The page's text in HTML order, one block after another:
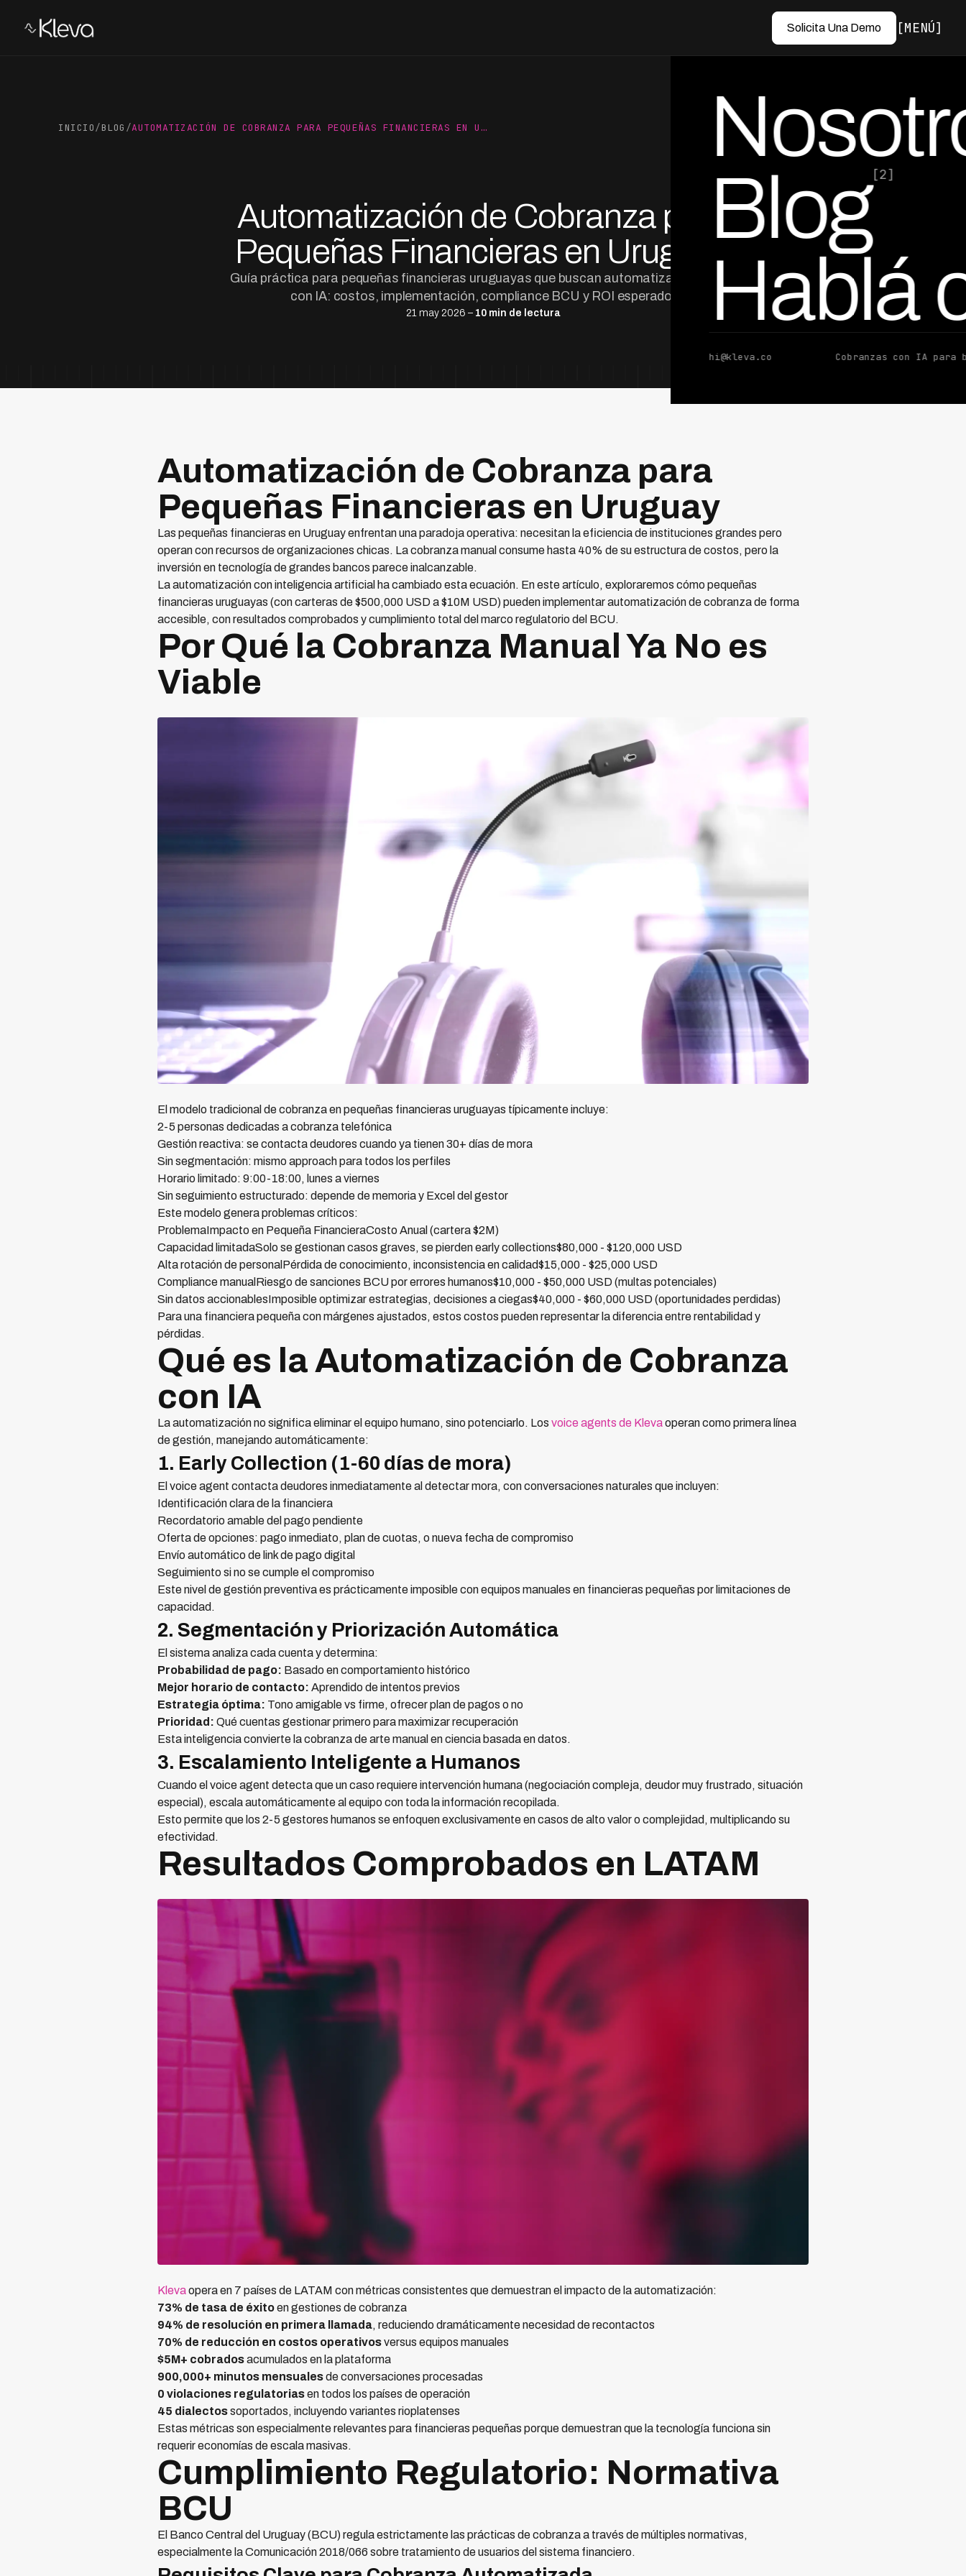
Solicita Una Demo MENÚ
Blog[2]
Hablá
hi@kleva.co Cobranzas con IA para
INICIO/BLOG /AUTOMATIZACIÓN DE COBRANZA PARA PEQUEÑAS FINANCIERAS EN U…
Automatización de Cobranza para
Pequeñas Financieras en Uruguay
Guía práctica para pequeñas financieras uruguayas que buscan automatizar cobranza
con IA: costos, implementación, compliance BCU y ROI esperado.
21 may 2026 – 10 min de lectura
por Ed Escobar
Co-Founder & CEO
Automatización de Cobranza para
Pequeñas Financieras en Uruguay
Las pequeñas financieras en Uruguay enfrentan una paradoja operativa: necesitan la eficiencia de instituciones grandes pero
operan con recursos de organizaciones chicas. La cobranza manual consume hasta 40% de su estructura de costos, pero la
inversión en tecnología de grandes bancos parece inalcanzable.
La automatización con inteligencia artificial ha cambiado esta ecuación. En este artículo, exploraremos cómo pequeñas
financieras uruguayas (con carteras de $500,000 USD a $10M USD) pueden implementar automatización de cobranza de forma
accesible, con resultados comprobados y cumplimiento total del marco regulatorio del BCU.
Por Qué la Cobranza Manual Ya No es
Viable
El modelo tradicional de cobranza en pequeñas financieras uruguayas típicamente incluye:
2-5 personas dedicadas a cobranza telefónica
Gestión reactiva: se contacta deudores cuando ya tienen 30+ días de mora
Sin segmentación: mismo approach para todos los perfiles
Horario limitado: 9:00-18:00, lunes a viernes
Sin seguimiento estructurado: depende de memoria y Excel del gestor
Este modelo genera problemas críticos:
ProblemaImpacto en Pequeña FinancieraCosto Anual (cartera $2M)
Capacidad limitadaSolo se gestionan casos graves, se pierden early collections$80,000 - $120,000 USD
Alta rotación de personalPérdida de conocimiento, inconsistencia en calidad$15,000 - $25,000 USD
Compliance manualRiesgo de sanciones BCU por errores humanos$10,000 - $50,000 USD (multas potenciales)
Sin datos accionablesImposible optimizar estrategias, decisiones a ciegas$40,000 - $60,000 USD (oportunidades perdidas)
Para una financiera pequeña con márgenes ajustados, estos costos pueden representar la diferencia entre rentabilidad y
pérdidas.
Qué es la Automatización de Cobranza
con IA
La automatización no significa eliminar el equipo humano, sino potenciarlo. Los voice agents de Klevaoperan como primera línea
de gestión, manejando automáticamente:
1. Early Collection (1-60 días de mora)
El voice agent contacta deudores inmediatamente al detectar mora, con conversaciones naturales que incluyen:
Identificación clara de la financiera
Recordatorio amable del pago pendiente
Oferta de opciones: pago inmediato, plan de cuotas, o nueva fecha de compromiso
Envío automático de link de pago digital
Seguimiento si no se cumple el compromiso
Este nivel de gestión preventiva es prácticamente imposible con equipos manuales en financieras pequeñas por limitaciones de
capacidad.
2. Segmentación y Priorización Automática
El sistema analiza cada cuenta y determina:
Probabilidad de pago: Basado en comportamiento histórico
Mejor horario de contacto: Aprendido de intentos previos
Estrategia óptima: Tono amigable vs firme, ofrecer plan de pagos o no
Prioridad: Qué cuentas gestionar primero para maximizar recuperación
Esta inteligencia convierte la cobranza de arte manual en ciencia basada en datos.
3. Escalamiento Inteligente a Humanos
Cuando el voice agent detecta que un caso requiere intervención humana (negociación compleja, deudor muy frustrado, situación
especial), escala automáticamente al equipo con toda la información recopilada.
Esto permite que los 2-5 gestores humanos se enfoquen exclusivamente en casos de alto valor o complejidad, multiplicando su
efectividad.
Resultados Comprobados en LATAM
Klevaopera en 7 países de LATAM con métricas consistentes que demuestran el impacto de la automatización:
73% de tasa de éxitoen gestiones de cobranza
94% de resolución en primera llamada, reduciendo dramáticamente necesidad de recontactos
70% de reducción en costos operativosversus equipos manuales
$5M+ cobradosacumulados en la plataforma
900,000+ minutos mensualesde conversaciones procesadas
0 violaciones regulatoriasen todos los países de operación
45 dialectossoportados, incluyendo variantes rioplatenses
Estas métricas son especialmente relevantes para financieras pequeñas porque demuestran que la tecnología funciona sin
requerir economías de escala masivas.
Cumplimiento Regulatorio: Normativa
BCU
El Banco Central del Uruguay (BCU) regula estrictamente las prácticas de cobranza a través de múltiples normativas,
especialmente la Comunicación 2018/066 sobre tratamiento de usuarios del sistema financiero.